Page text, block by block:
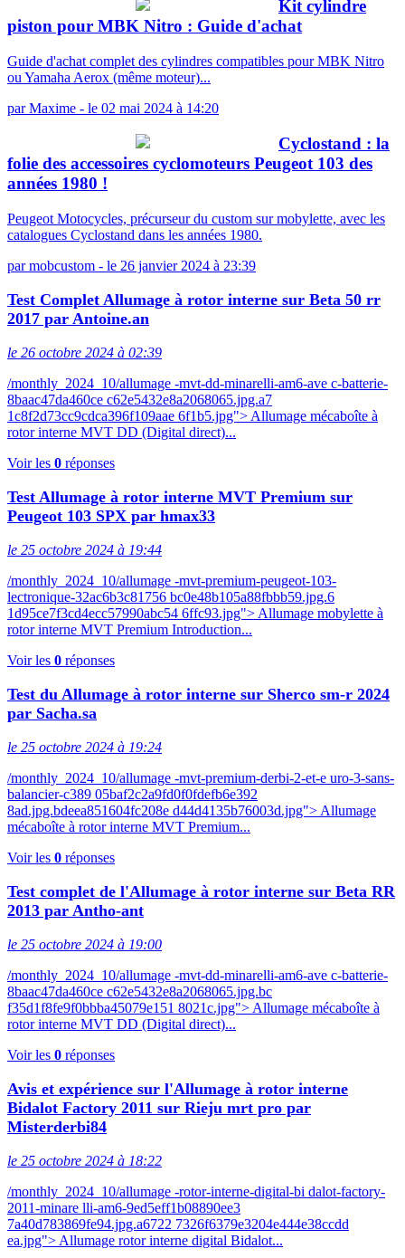
Kit cylindre
piston pour MBK Nitro : Guide d'achat
Guide d'achat complet des cylindres compatibles pour MBK Nitro
ou Yamaha Aerox (même moteur)...
parMaxime - le 02 mai 2024 à 14:20
Cyclostand : la
folie des accessoires cyclomoteurs Peugeot 103 des
années 1980 !
Peugeot Motocycles, précurseur du custom sur mobylette, avec les
catalogues Cyclostand dans les années 1980.
parmobcustom - le 26 janvier 2024 à 23:39
Test Complet Allumage à rotor interne sur Beta 50 rr
2017 par Antoine.an
le 26 octobre 2024 à 02:39
/monthly_2024_10/allumage -mvt-dd-minarelli-am6-ave c-batterie-
8baac47da460ce c62e5432e8a2068065.jpg.a7
1c8f2d73cc9cdca396f109aae 6f1b5.jpg"> Allumage mécaboîte à
rotor interne MVT DD (Digital direct)...
Voir les 0 réponses
Test Allumage à rotor interne MVT Premium sur
Peugeot 103 SPX par hmax33
le 25 octobre 2024 à 19:44
/monthly_2024_10/allumage -mvt-premium-peugeot-103-
lectronique-32ac6b3c81756 bc0e48b105a88fbbb59.jpg.6
1d95ce7f3cd4ecc57990abc54 6ffc93.jpg"> Allumage mobylette à
rotor interne MVT Premium Introduction...
Voir les 0 réponses
Test du Allumage à rotor interne sur Sherco sm-r 2024
par Sacha.sa
le 25 octobre 2024 à 19:24
/monthly_2024_10/allumage -mvt-premium-derbi-2-et-e uro-3-sans-
balancier-c389 05baf2c2a9fd0f0fdefb6e392
8ad.jpg.bdeea851604fc208e d44d4135b76003d.jpg"> Allumage
mécaboîte à rotor interne MVT Premium...
Voir les 0 réponses
Test complet de l'Allumage à rotor interne sur Beta RR
2013 par Antho-ant
le 25 octobre 2024 à 19:00
/monthly_2024_10/allumage -mvt-dd-minarelli-am6-ave c-batterie-
8baac47da460ce c62e5432e8a2068065.jpg.bc
f35d1f8fe9f0bbba45079e151 8021c.jpg"> Allumage mécaboîte à
rotor interne MVT DD (Digital direct)...
Voir les 0 réponses
Avis et expérience sur l'Allumage à rotor interne
Bidalot Factory 2011 sur Rieju mrt pro par
Misterderbi84
le 25 octobre 2024 à 18:22
/monthly_2024_10/allumage -rotor-interne-digital-bi dalot-factory-
2011-minare lli-am6-9ed5eff1b08890ee3
7a40d783869fe94.jpg.a6722 7326f6379e3204e444e38ccdd
ea.jpg"> Allumage rotor interne digital Bidalot...